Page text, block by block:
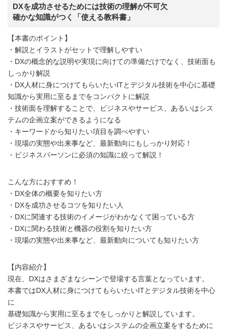
DXを成功させるためには技術の理解が不可欠
確かな知識がつく「使える教科書」
【本書のポイント】
・解説とイラストがセットで理解しやすい
・DXの概念的な説明や実現に向けての準備だけでなく、技術面も
しっかり解説
・DX人材に身につけてもらいたいITとデジタル技術を中心に基礎
知識から実用に至るまでをコンパクトに解説
・技術面を理解することで、ビジネスやサービス、あるいはシス
テムの企画立案ができるようになる
・キーワードから知りたい項目を調べやすい
・現場の実態や出来事など、最新動向にもしっかり対応！
・ビジネスパーソンに必須の知識に絞って解説！
こんな方におすすめ！
・DX全体の概要を知りたい方
・DXを成功させるコツを知りたい人
・DXに関連する技術のイメージがわかなくて困っている方
・DXに関わる技術と機器の役割を知りたい方
・現場の実態や出来事など、最新動向についても知りたい方
【内容紹介】
現在、DXはさまざまなシーンで登場する言葉となっています。
本書ではDX人材に身につけてもらいたいITとデジタル技術を中心
に
基礎知識から実用に至るまでをしっかりと解説しています。
ビジネスやサービス、あるいはシステムの企画立案をするために